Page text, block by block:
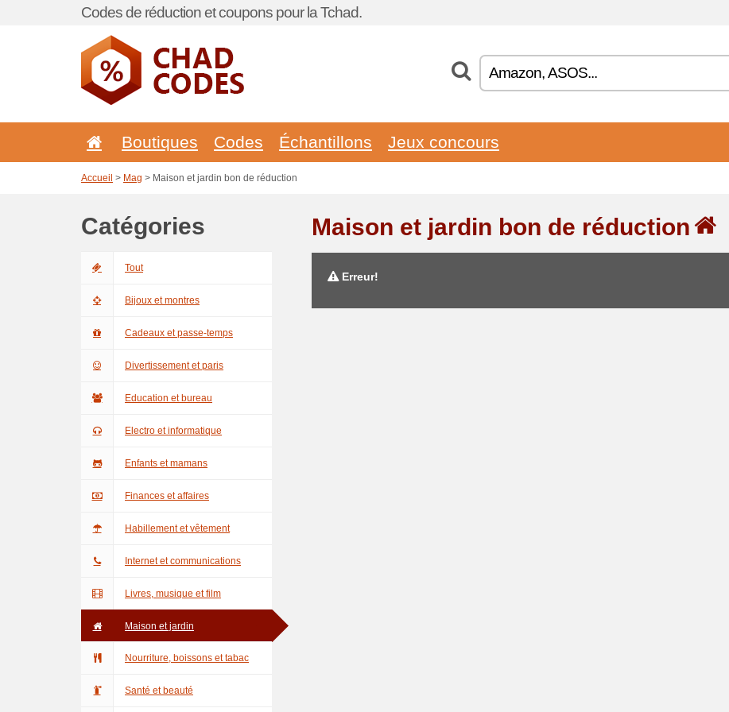
Codes de réduction et coupons pour la Tchad.
Boutiques Codes Échantillons Jeux concours
Accueil > Mag > Maison et jardin bon de réduction
Catégories
Tout
Bijoux et montres
Cadeaux et passe-temps
Divertissement et paris
Education et bureau
Electro et informatique
Enfants et mamans
Finances et affaires
Habillement et vêtement
Internet et communications
Livres, musique et film
Maison et jardin
Nourriture, boissons et tabac
Santé et beauté
Maison et jardin bon de réduction
Erreur!